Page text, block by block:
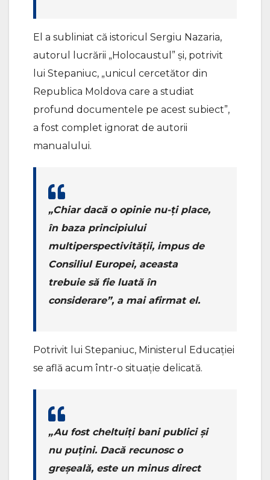
El a subliniat că istoricul Sergiu Nazaria,
autorul lucrării „Holocaustul” și, potrivit
lui Stepaniuc, „unicul cercetător din
Republica Moldova care a studiat
profund documentele pe acest subiect”,
a fost complet ignorat de autorii
manualului.
„Chiar dacă o opinie nu-ți place,
în baza principiului
multiperspectivității, impus de
Consiliul Europei, aceasta
trebuie să fie luată în
considerare”, a mai afirmat el.
Potrivit lui Stepaniuc, Ministerul Educației
se află acum într-o situație delicată.
„Au fost cheltuiți bani publici și
nu puțini. Dacă recunosc o
greșeală, este un minus direct